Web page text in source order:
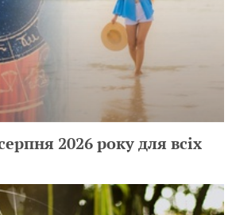
2026 року для всіх